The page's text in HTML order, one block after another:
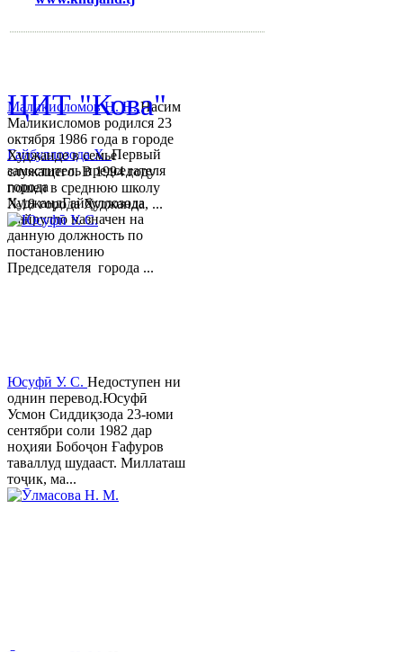
Гайбуллозода Х.Первый
заместитель председателя
города
ХуджандГайбуллозода
Хайрулло назначен на
данную должность по
постановлению
Председателя города ...
Маликисломов Н. Н.Насим
Маликисломов родился 23
октября 1986 года в городе
Худжанде в семье
служащего. В 1994 году
пошел в среднюю школу
№18 города Худжанда, ...
Юсуфӣ У. C. Недоступен ни
однин перевод.Юсуфӣ
Усмон Сиддиқзода 23-юми
сентябри соли 1982 дар
ноҳияи Бобоҷон Ғафуров
таваллуд шудааст. Миллаташ
тоҷик, ма...
ЦИТ "Кова"